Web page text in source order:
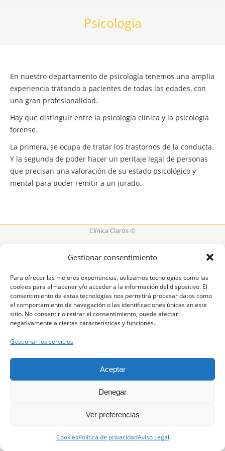
Gestionar consentimiento
Para ofrecer las mejores experiencias, utilizamos tecnologías como las
cookies para almacenar y/o acceder a la información del dispositivo. El
consentimiento de estas tecnologías nos permitirá procesar datos como
el comportamiento de navegación o las identificaciones únicas en este
sitio. No consentir o retirar el consentimiento, puede afectar
negativamente a ciertas características y funciones.
Gestionar los servicios
Aceptar
Denegar
Ver preferencias
CookiesPolítica de privacidadAviso Legal
Psicología
En nuestro departamento de psicología tenemos una amplia
experiencia tratando a pacientes de todas las edades, con
una gran profesionalidad.
Hay que distinguir entre la psicología clínica y la psicología
forense.
La primera, se ocupa de tratar los trastornos de la conducta.
Y la segunda de poder hacer un peritaje legal de personas
que precisan una valoración de su estado psicológico y
mental para poder remitir a un jurado.
Clínica Clarós ©
Aviso Legal
Política de Privacidad
Política de Cookies